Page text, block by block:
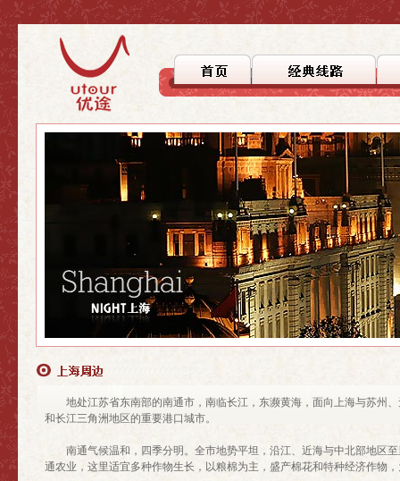
>上海周边
>国内游
>上海周边
>国内游
>文化探踪
>美食之旅
地处江苏省东南部的南通市，南临长江，东濒黄海，面向上海与苏州
和长江三角洲地区的重要港口城市。
南通气候温和，四季分明。全市地势平坦，沿江、近海与中北部地区至
通农业，这里适宜多种作物生长，以粮棉为主，盛产棉花和特种经济作物